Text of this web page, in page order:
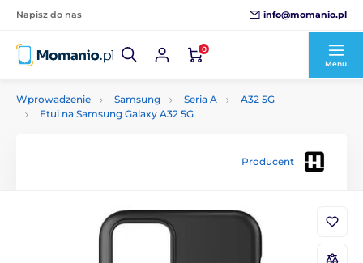
Napisz do nas info@momanio.pl
0
Menu
Wprowadzenie Samsung Seria A
A32 5G
Etui na Samsung Galaxy A32 5G
Producent